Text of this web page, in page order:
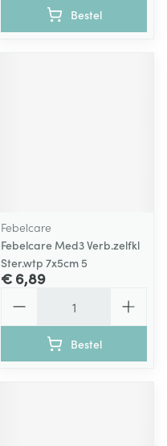
Bestel
Febelcare
Febelcare Med3 Verb.zelfkl
Ster.wtp 7x5cm 5
€ 6,89
Bestel